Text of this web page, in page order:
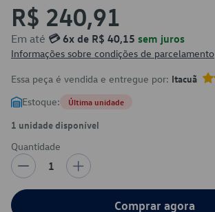
R$ 240,91
Em até 💳 6x de R$ 40,15 sem juros
Informações sobre condições de parcelamento
Essa peça é vendida e entregue por: Itacuã
Estoque: Última unidade
1 unidade disponível
Quantidade
1
Comprar agora